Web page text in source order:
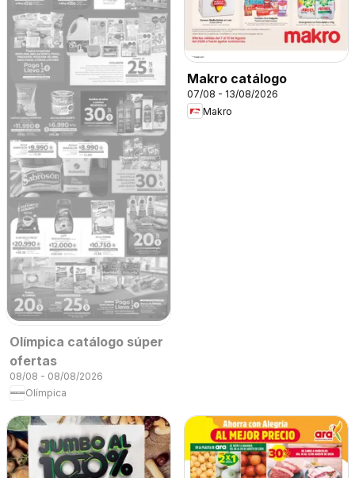
Olímpica catálogo súper
ofertas
08/08 - 08/08/2026
Olímpica
Makro catálogo
07/08 - 13/08/2026
Makro